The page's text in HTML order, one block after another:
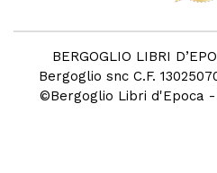
BERGOGLIO LIBRI
Bergoglio snc C.F.
©Bergoglio Libri d'Epoca